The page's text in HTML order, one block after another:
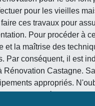
pour les vieilles
ces travaux pour
Pour procéder à
et la maîtrise des
Par conséquent, il est
Rénovation Castagne.
appropriés.